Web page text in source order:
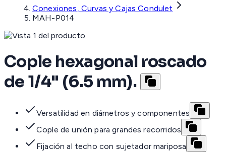
Conexiones, Curvas y Cajas Condulet
MAH-P014
Cople hexagonal roscado
de 1/4" (6.5 mm).
Versatilidad en diámetros y componentes
Cople de unión para grandes recorridos
Fijación al techo con sujetador mariposa